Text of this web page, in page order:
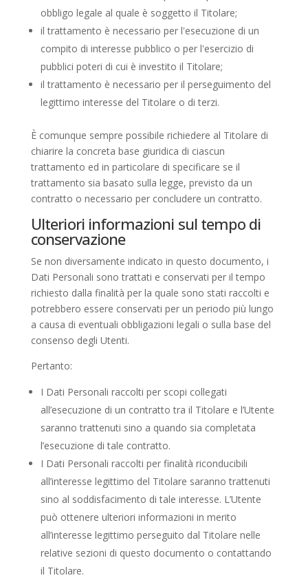
obbligo legale al quale è soggetto il Titolare;
il trattamento è necessario per l'esecuzione di un
compito di interesse pubblico o per l'esercizio di
pubblici poteri di cui è investito il Titolare;
il trattamento è necessario per il perseguimento del
legittimo interesse del Titolare o di terzi.
È comunque sempre possibile richiedere al Titolare di
chiarire la concreta base giuridica di ciascun
trattamento ed in particolare di specificare se il
trattamento sia basato sulla legge, previsto da un
contratto o necessario per concludere un contratto.
Ulteriori informazioni sul tempo di
conservazione
Se non diversamente indicato in questo documento, i
Dati Personali sono trattati e conservati per il tempo
richiesto dalla finalità per la quale sono stati raccolti e
potrebbero essere conservati per un periodo più lungo
a causa di eventuali obbligazioni legali o sulla base del
consenso degli Utenti.
Pertanto:
I Dati Personali raccolti per scopi collegati
all’esecuzione di un contratto tra il Titolare e l’Utente
saranno trattenuti sino a quando sia completata
l’esecuzione di tale contratto.
I Dati Personali raccolti per finalità riconducibili
all’interesse legittimo del Titolare saranno trattenuti
sino al soddisfacimento di tale interesse. L’Utente
può ottenere ulteriori informazioni in merito
all’interesse legittimo perseguito dal Titolare nelle
relative sezioni di questo documento o contattando
il Titolare.